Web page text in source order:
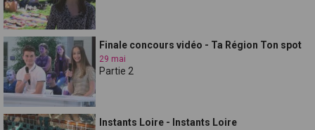
Finale concours vidéo - Ta Région Ton spot
29 mai
Partie 2
Instants Loire - Instants Loire